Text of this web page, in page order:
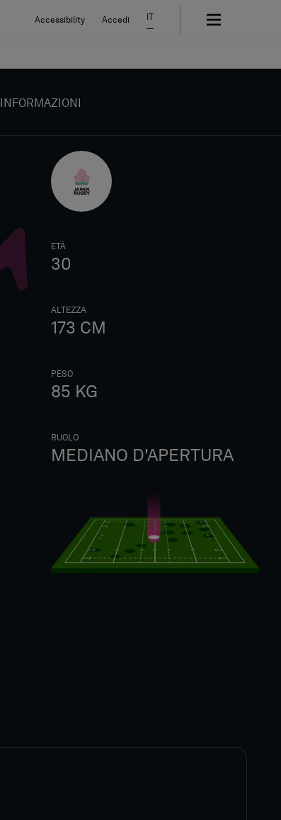
Accessibility Accedi IT
INFORMAZIONI
ETÀ
30
ALTEZZA
173 CM
PESO
85 KG
RUOLO
MEDIANO D'APERTURA